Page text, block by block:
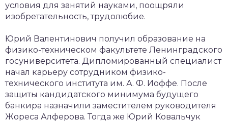
условия для занятий науками, поощряли
изобретательность, трудолюбие.
Юрий Валентинович получил образование на
физико-техническом факультете Ленинградского
госуниверситета. Дипломированный специалист
начал карьеру сотрудником физико-
технического института им. А. Ф. Иоффе. После
защиты кандидатского минимума будущего
банкира назначили заместителем руководителя
Жореса Алферова. Тогда же Юрий Ковальчук